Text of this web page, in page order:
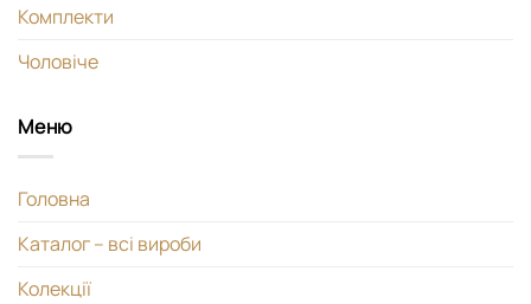
Комплекти
Чоловіче
Меню
Головна
Каталог – всі вироби
Колекції